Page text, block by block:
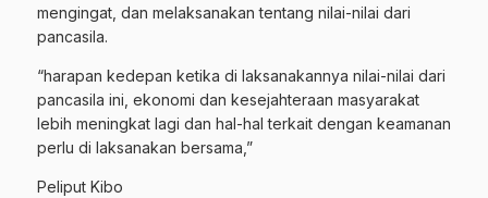
mengingat, dan melaksanakan tentang nilai-nilai dari
pancasila.
“harapan kedepan ketika di laksanakannya nilai-nilai dari
pancasila ini, ekonomi dan kesejahteraan masyarakat
lebih meningkat lagi dan hal-hal terkait dengan keamanan
perlu di laksanakan bersama,”
Peliput Kibo